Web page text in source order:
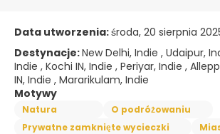
Data utworzenia:środa, 20 sierpnia
Destynacje:New Delhi, Indie , Udaipur,
Indie , Kochi IN, Indie , Periyar, Indie ,
IN, Indie , Mararikulam, Indie
Motywy
Natura
O podróżowaniu
Prywatne zamknięte wycieczki